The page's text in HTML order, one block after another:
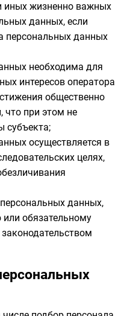
иных жизненно важных
данных, если
персональных данных
необходима для
интересов оператора
общественно
что при этом не
субъекта;
осуществляется в
целях,
данных,
обязательному